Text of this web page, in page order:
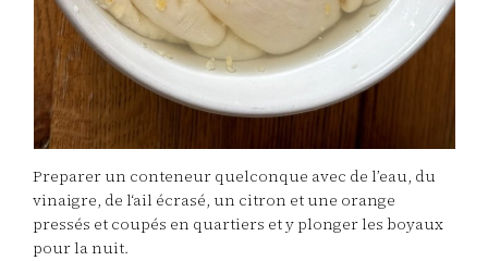
Preparer un conteneur quelconque avec de l’eau, du
vinaigre, de l‘ail écrasé, un citron et une orange
pressés et coupés en quartiers et y plonger les boyaux
pour la nuit.